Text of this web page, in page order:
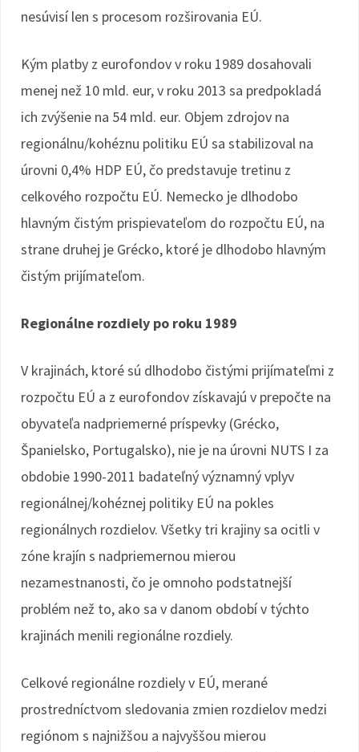
nesúvisí len s procesom rozširovania EÚ.
Kým platby z eurofondov v roku 1989 dosahovali
menej než 10 mld. eur, v roku 2013 sa predpokladá
ich zvýšenie na 54 mld. eur. Objem zdrojov na
regionálnu/kohéznu politiku EÚ sa stabilizoval na
úrovni 0,4% HDP EÚ, čo predstavuje tretinu z
celkového rozpočtu EÚ. Nemecko je dlhodobo
hlavným čistým prispievateľom do rozpočtu EÚ, na
strane druhej je Grécko, ktoré je dlhodobo hlavným
čistým prijímateľom.
Regionálne rozdiely po roku 1989
V krajinách, ktoré sú dlhodobo čistými prijímateľmi z
rozpočtu EÚ a z eurofondov získavajú v prepočte na
obyvateľa nadpriemerné príspevky (Grécko,
Španielsko, Portugalsko), nie je na úrovni NUTS I za
obdobie 1990-2011 badateľný významný vplyv
regionálnej/kohéznej politiky EÚ na pokles
regionálnych rozdielov. Všetky tri krajiny sa ocitli v
zóne krajín s nadpriemernou mierou
nezamestnanosti, čo je omnoho podstatnejší
problém než to, ako sa v danom období v týchto
krajinách menili regionálne rozdiely.
Celkové regionálne rozdiely v EÚ, merané
prostredníctvom sledovania zmien rozdielov medzi
regiónom s najnižšou a najvyššou mierou